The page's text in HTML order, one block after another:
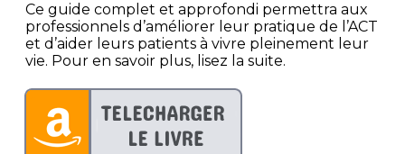
Ce guide complet et approfondi permettra aux
professionnels d’améliorer leur pratique de l’ACT
et d’aider leurs patients à vivre pleinement leur
vie. Pour en savoir plus, lisez la suite.